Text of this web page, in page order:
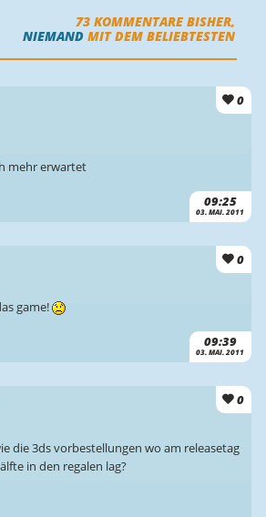
73 KOMMENTARE BISHER,
NIEMAND MIT DEM BELIEBTESTEN
0
09:25
03. MAI. 2011
mehr erwartet
0
09:39
03. MAI. 2011
game!
0
die 3ds vorbestellungen wo am releasetag
in den regalen lag?